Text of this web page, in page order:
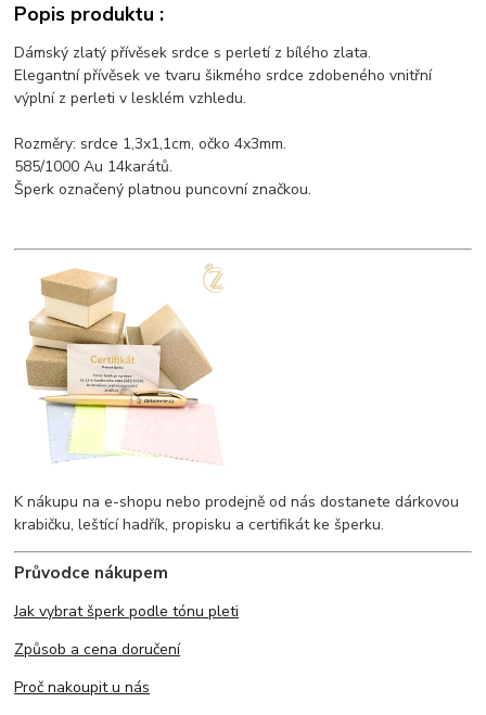
Popis produktu :
Dámský zlatý přívěsek srdce s perletí z bílého zlata.
Elegantní přívěsek ve tvaru šikmého srdce zdobeného vnitřní
výplní z perleti v lesklém vzhledu.
Rozměry: srdce 1,3x1,1cm, očko 4x3mm.
585/1000 Au 14karátů.
Šperk označený platnou puncovní značkou.
K nákupu na e-shopu nebo prodejně od nás dostanete dárkovou
krabičku, leštící hadřík, propisku a certifikát ke šperku.
Průvodce nákupem
Jak vybrat šperk podle tónu pleti
Způsob a cena doručení
Proč nakoupit u nás